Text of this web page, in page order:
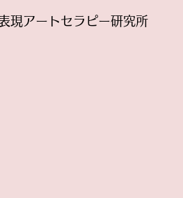
ッフの福利厚生のために授業料を
現アートセラピー研究所